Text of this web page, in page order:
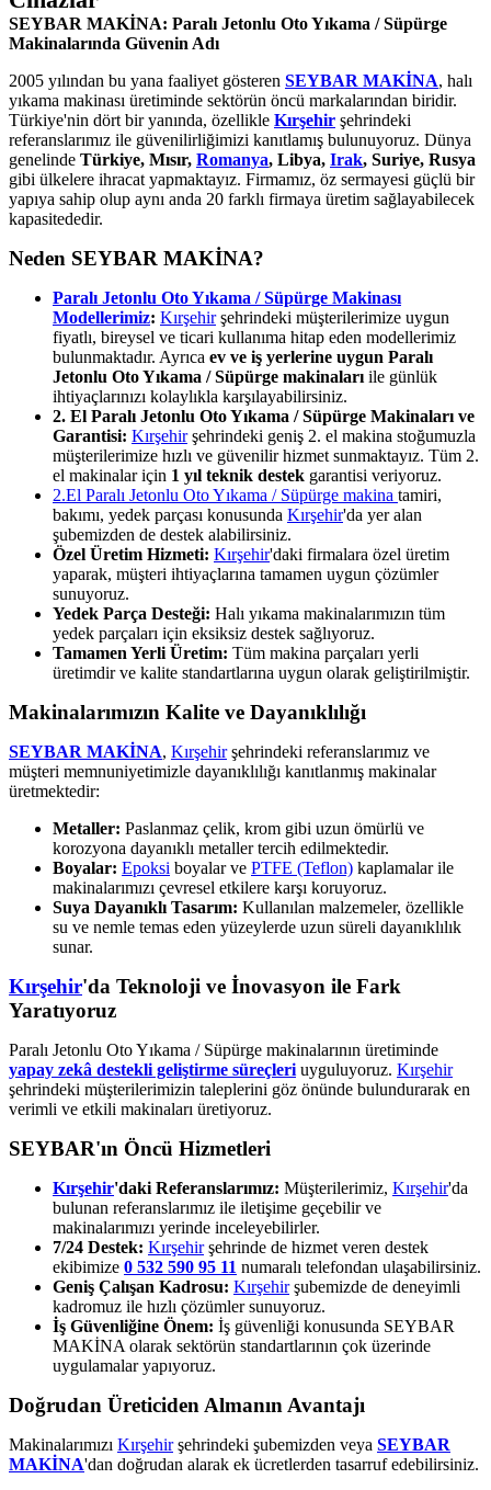
SEYBAR MAKİNA: Paralı Jetonlu Oto Yıkama / Süpürge
Makinalarında Güvenin Adı
2005 yılından bu yana faaliyet gösteren SEYBAR MAKİNA, halı
yıkama makinası üretiminde sektörün öncü markalarından biridir.
Türkiye'nin dört bir yanında, özellikle Kırşehir şehrindeki
referanslarımız ile güvenilirliğimizi kanıtlamış bulunuyoruz. Dünya
genelinde Türkiye, Mısır, Romanya, Libya, Irak, Suriye, Rusya
gibi ülkelere ihracat yapmaktayız. Firmamız, öz sermayesi güçlü bir
yapıya sahip olup aynı anda 20 farklı firmaya üretim sağlayabilecek
kapasitededir.
Neden SEYBAR MAKİNA?
Paralı Jetonlu Oto Yıkama / Süpürge Makinası
Modellerimiz: Kırşehirşehrindeki müşterilerimize uygun
fiyatlı, bireysel ve ticari kullanıma hitap eden modellerimiz
bulunmaktadır. Ayrıca ev ve iş yerlerine uygun Paralı
Jetonlu Oto Yıkama / Süpürge makinaları ile günlük
ihtiyaçlarınızı kolaylıkla karşılayabilirsiniz.
2. El Paralı Jetonlu Oto Yıkama / Süpürge Makinaları ve
Garantisi: Kırşehirşehrindeki geniş 2. el makina stoğumuzla
müşterilerimize hızlı ve güvenilir hizmet sunmaktayız. Tüm 2.
el makinalar için 1 yıl teknik destek garantisi veriyoruz.
2.El Paralı Jetonlu Oto Yıkama / Süpürge makina tamiri,
bakımı, yedek parçası konusunda Kırşehir'da yer alan
şubemizden de destek alabilirsiniz.
Özel Üretim Hizmeti: Kırşehir'daki firmalara özel üretim
yaparak, müşteri ihtiyaçlarına tamamen uygun çözümler
sunuyoruz.
Yedek Parça Desteği: Halı yıkama makinalarımızın tüm
yedek parçaları için eksiksiz destek sağlıyoruz.
Tamamen Yerli Üretim: Tüm makina parçaları yerli
üretimdir ve kalite standartlarına uygun olarak geliştirilmiştir.
Makinalarımızın Kalite ve Dayanıklılığı
SEYBAR MAKİNA, Kırşehirşehrindeki referanslarımız ve
müşteri memnuniyetimizle dayanıklılığı kanıtlanmış makinalar
üretmektedir:
Metaller: Paslanmaz çelik, krom gibi uzun ömürlü ve
korozyona dayanıklı metaller tercih edilmektedir.
Boyalar: Epoksi boyalar ve PTFE (Teflon) kaplamalar ile
makinalarımızı çevresel etkilere karşı koruyoruz.
Suya Dayanıklı Tasarım: Kullanılan malzemeler, özellikle
su ve nemle temas eden yüzeylerde uzun süreli dayanıklılık
sunar.
Kırşehir'da Teknoloji ve İnovasyon ile Fark
Yaratıyoruz
Paralı Jetonlu Oto Yıkama / Süpürge makinalarının üretiminde
yapay zekâ destekli geliştirme süreçleri uyguluyoruz. Kırşehir
şehrindeki müşterilerimizin taleplerini göz önünde bulundurarak en
verimli ve etkili makinaları üretiyoruz.
SEYBAR'ın Öncü Hizmetleri
Kırşehir'daki Referanslarımız: Müşterilerimiz, Kırşehir'da
bulunan referanslarımız ile iletişime geçebilir ve
makinalarımızı yerinde inceleyebilirler.
7/24 Destek: Kırşehirşehrinde de hizmet veren destek
ekibimize 0 532 590 95 11 numaralı telefondan ulaşabilirsiniz.
Geniş Çalışan Kadrosu: Kırşehirşubemizde de deneyimli
kadromuz ile hızlı çözümler sunuyoruz.
İş Güvenliğine Önem: İş güvenliği konusunda SEYBAR
MAKİNA olarak sektörün standartlarının çok üzerinde
uygulamalar yapıyoruz.
Doğrudan Üreticiden Almanın Avantajı
Makinalarımızı Kırşehirşehrindeki şubemizden veya SEYBAR
MAKİNA'dan doğrudan alarak ek ücretlerden tasarruf edebilirsiniz.